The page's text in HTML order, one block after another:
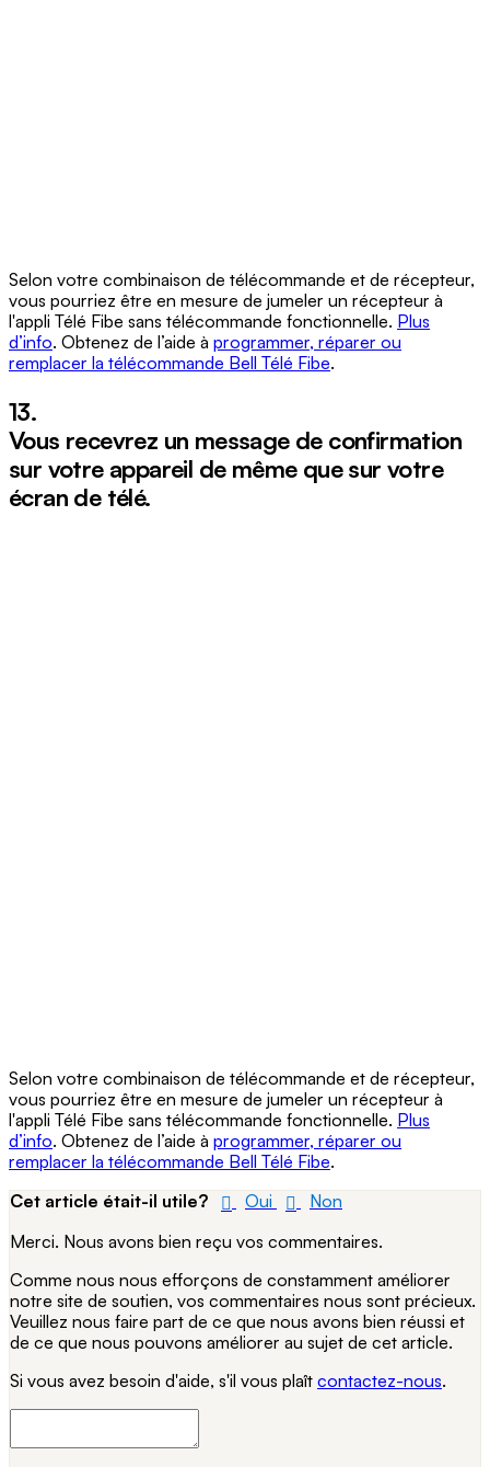
Selon votre combinaison de télécommande et de récepteur,
vous pourriez être en mesure de jumeler un récepteur à
l'appli Télé Fibe sans télécommande fonctionnelle. Plus
d’info. Obtenez de l’aide à programmer, réparer ou
remplacer la télécommande Bell Télé Fibe.
13.
Vous recevrez un message de confirmation
sur votre appareil de même que sur votre
écran de télé.
Selon votre combinaison de télécommande et de récepteur,
vous pourriez être en mesure de jumeler un récepteur à
l'appli Télé Fibe sans télécommande fonctionnelle. Plus
d’info. Obtenez de l’aide à programmer, réparer ou
remplacer la télécommande Bell Télé Fibe.
Cet article était-il utile?
Oui
Non
Merci. Nous avons bien reçu vos commentaires.
Comme nous nous efforçons de constamment améliorer
notre site de soutien, vos commentaires nous sont précieux.
Veuillez nous faire part de ce que nous avons bien réussi et
de ce que nous pouvons améliorer au sujet de cet article.
Si vous avez besoin d'aide, s'il vous plaît contactez-nous.